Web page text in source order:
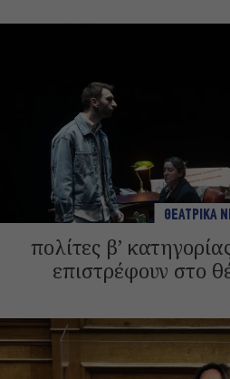
ΘΕΑΤΡΙΚΑ
πολίτες β’
επιστρέφουν στο